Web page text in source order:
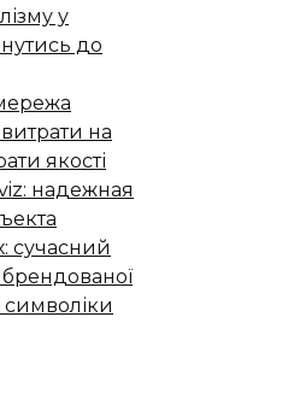
у
до
на
якості
надежная
сучасний
символіки